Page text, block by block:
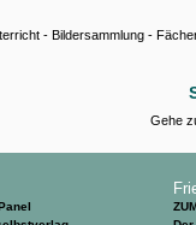
- Bildersammlung -
Gehe